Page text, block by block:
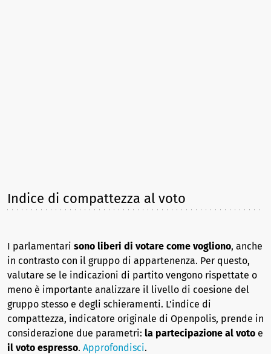
Indice di compattezza al voto
I parlamentari sono liberi di votare come vogliono, anche
in contrasto con il gruppo di appartenenza. Per questo,
valutare se le indicazioni di partito vengono rispettate o
meno è importante analizzare il livello di coesione del
gruppo stesso e degli schieramenti. L’indice di
compattezza, indicatore originale di Openpolis, prende in
considerazione due parametri: la partecipazione al voto e
il voto espresso. Approfondisci.